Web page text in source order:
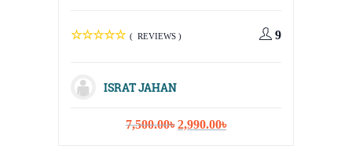
( REVIEWS ) 9
ISRAT JAHAN
7,500.00৳ Original
2,990.00৳Current